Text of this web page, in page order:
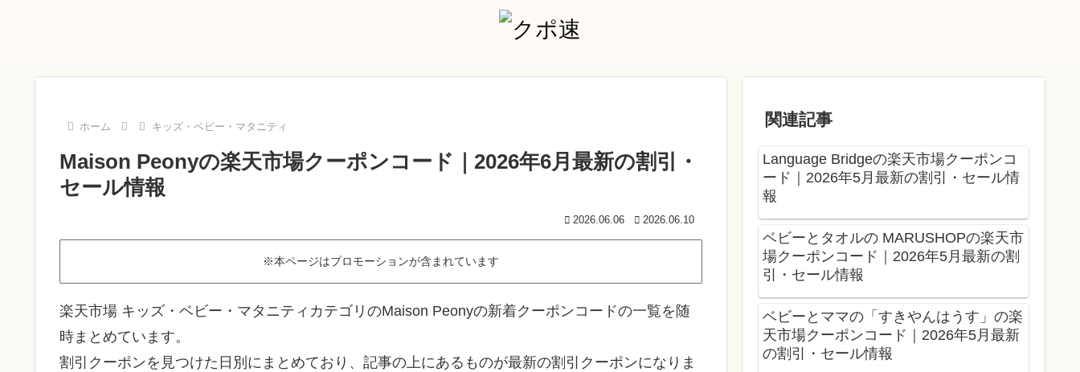
ホーム キッズ・ベビー・マタニティ
Maison Peonyの楽天市場クーポンコード｜2026年6月最新の割引・
セール情報
2026.06.06 2026.06.10
※本ページはプロモーションが含まれています
楽天市場 キッズ・ベビー・マタニティカテゴリのMaison Peonyの新着クーポンコードの一覧を随
時まとめています。
割引クーポンを見つけた日別にまとめており、記事の上にあるものが最新の割引クーポンになりま
関連記事
Language Bridgeの楽天市場クーポンコ
ード｜2026年5月最新の割引・セール情
報
ベビーとタオルの MARUSHOPの楽天市
場クーポンコード｜2026年5月最新の割
引・セール情報
ベビーとママの「すきやんはうす」の楽
天市場クーポンコード｜2026年5月最新
の割引・セール情報